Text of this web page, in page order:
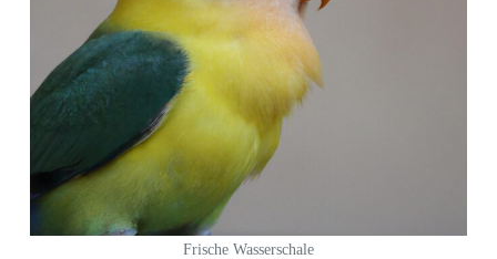
Frische Wasserschale